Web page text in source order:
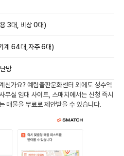
3대, 비상 0대)
계 64대,자주 6대)
방
신가요? 예림출판문화센터 외에도 성수역
무실 임대 사이트, 스매치에서는 신청 즉시
매물을 무료로 제안받을 수 있습니다.